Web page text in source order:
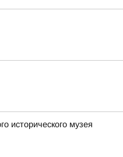
исторического музея